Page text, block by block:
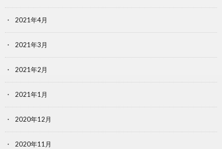
2021年4月
2021年3月
2021年2月
2021年1月
2020年12月
2020年11月